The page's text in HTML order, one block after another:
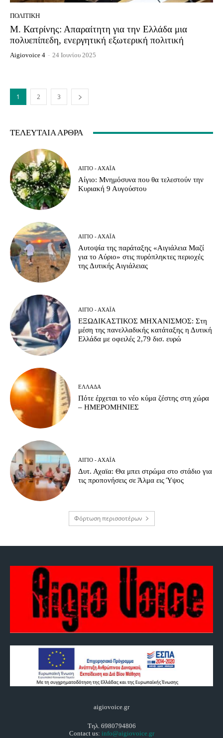
ΠΟΛΙΤΙΚΉ
Μ. Κατρίνης: Απαραίτητη για την Ελλάδα μια
πολυεπίπεδη, ενεργητική εξωτερική πολιτική
Aigiovoice 4 - 24 Ιουνίου 2025
1 2 3
ΤΕΛΕΥΤΑΊΑ ΆΡΘΡΑ
ΑΊΓΙΟ - ΑΧΑΪ́Α
Αίγιο: Μνημόσυνα που θα τελεστούν την
Κυριακή 9 Αυγούστου
ΑΊΓΙΟ - ΑΧΑΪ́Α
Αυτοψία της παράταξης «Αιγιάλεια Μαζί
για το Αύριο» στις πυρόπληκτες περιοχές
της Δυτικής Αιγιάλειας
ΑΊΓΙΟ - ΑΧΑΪ́Α
ΕΞΩΔΙΚΑΣΤΙΚΟΣ ΜΗΧΑΝΙΣΜΟΣ: Στη
μέση της πανελλαδικής κατάταξης η Δυτική
Ελλάδα με οφειλές 2,79 δισ. ευρώ
ΕΛΛΆΔΑ
Πότε έρχεται το νέο κύμα ζέστης στη χώρα
– ΗΜΕΡΟΜΗΝΙΕΣ
ΑΊΓΙΟ - ΑΧΑΪ́Α
Δυτ. Αχαϊα: Θα μπει στρώμα στο στάδιο για
τις προπονήσεις σε Άλμα εις Ύψος
Φόρτωση περισσοτέρων
aigiovoice.gr
Τηλ. 6980794806
Contact us: info@aigiovoice.gr